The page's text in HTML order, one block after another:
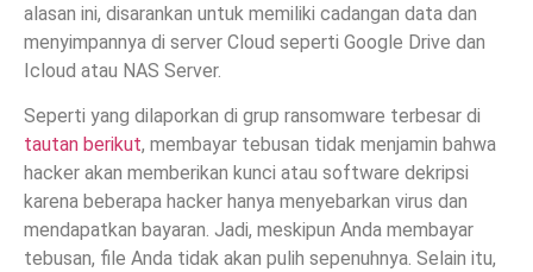
alasan ini, disarankan untuk memiliki cadangan data dan
menyimpannya di server Cloud seperti Google Drive dan
Icloud atau NAS Server.
Seperti yang dilaporkan di grup ransomware terbesar di
tautan berikut, membayar tebusan tidak menjamin bahwa
hacker akan memberikan kunci atau software dekripsi
karena beberapa hacker hanya menyebarkan virus dan
mendapatkan bayaran. Jadi, meskipun Anda membayar
tebusan, file Anda tidak akan pulih sepenuhnya. Selain itu,